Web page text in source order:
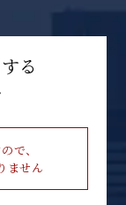
る
で、
ません